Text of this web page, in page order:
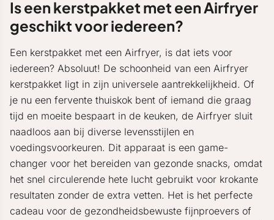
Is een kerstpakket met een Airfryer
geschikt voor iedereen?
Een kerstpakket met een Airfryer, is dat iets voor
iedereen? Absoluut! De schoonheid van een Airfryer
kerstpakket ligt in zijn universele aantrekkelijkheid. Of
je nu een fervente thuiskok bent of iemand die graag
tijd en moeite bespaart in de keuken, de Airfryer sluit
naadloos aan bij diverse levensstijlen en
voedingsvoorkeuren. Dit apparaat is een game-
changer voor het bereiden van gezonde snacks, omdat
het snel circulerende hete lucht gebruikt voor krokante
resultaten zonder de extra vetten. Het is het perfecte
cadeau voor de gezondheidsbewuste fijnproevers of